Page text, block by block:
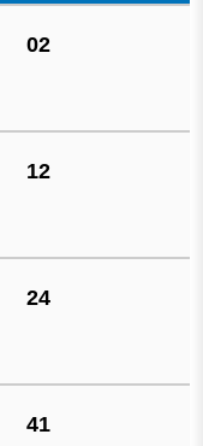
02
12
24
41